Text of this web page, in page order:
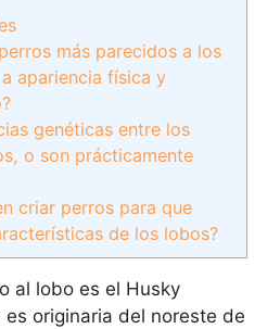
más parecidos a los
apariencia física y
genéticas entre los
o son prácticamente
criar perros para que
de los lobos?
al lobo es el Husky
es originaria del noreste de